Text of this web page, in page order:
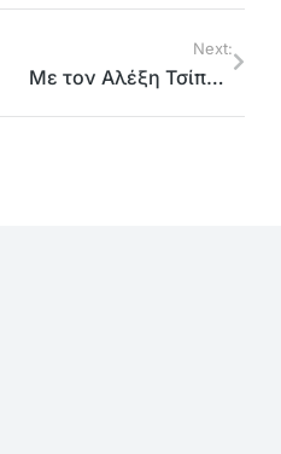
Next:
Mε τον Αλέξη Τσίπρα στη συνεδρίαση της Eκλογικής Eπιτροπής